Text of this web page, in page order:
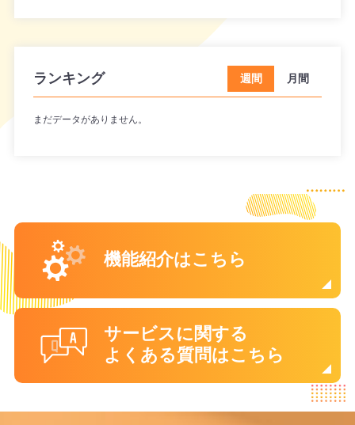
ランキング 週間 月間
まだデータがありません。
機能紹介はこちら
サービスに関する
よくある質問はこちら